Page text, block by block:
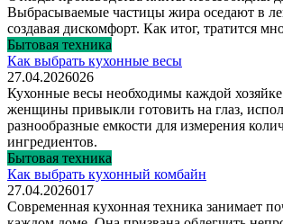
Выбрасываемые частицы жира оседают в
создавая дискомфорт. Как итог, тратится
Бытовая техника
Как выбрать кухонные весы
27.04.2026026
Кухонные весы необходимы каждой
женщины привыкли готовить на глаз,
разнообразные емкости для измерения
ингредиентов.
Бытовая техника
Как выбрать кухонный комбайн
27.04.2026017
Современная кухонная техника занимает